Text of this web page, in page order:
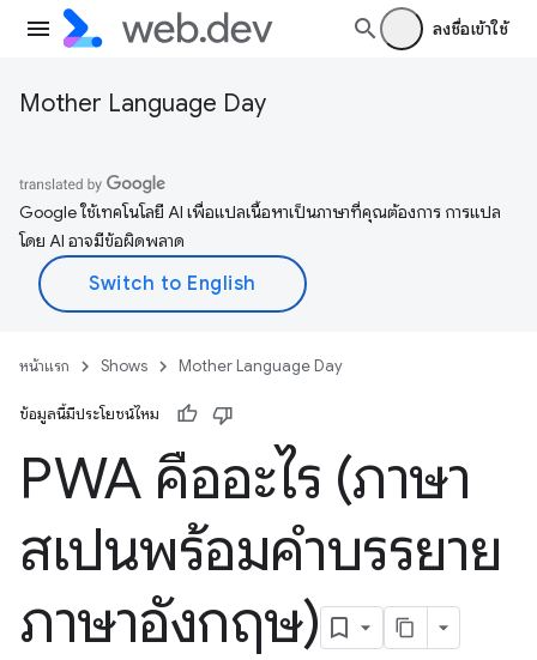
ลงชื่อเข้าใช้
Mother Language Day
Google ใช้เทคโนโลยี AI เพื่อแปลเนื้อหาเป็นภาษาที่คุณต้องการ การแปล
โดย AI อาจมีข้อผิดพลาด
หน้าแรก Shows Mother Language Day
ข้อมูลนี้มีประโยชน์ไหม
PWA คืออะไร (ภาษา
สเปนพร้อมคำบรรยาย
ภาษาอังกฤษ)